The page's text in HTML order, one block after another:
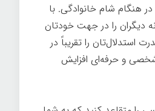
هنگام شام خانوادگی. با
دیگران را در جهت خودتان
استدلال‌تان را تقریباً در
و حرفه‌ای افزایش